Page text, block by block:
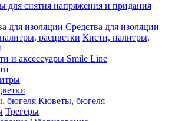
для снятия напряжения и придания
Средства для изоляции
Кисти, палитры,
и аксессуары Smile Line
Кюветы, бюгеля
Трегеры